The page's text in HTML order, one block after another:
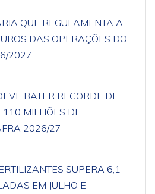
QUE REGULAMENTA A
DAS OPERAÇÕES DO
2027
BATER RECORDE DE
110 MILHÕES DE
2026/27
SUPERA 6,1
EM JULHO E